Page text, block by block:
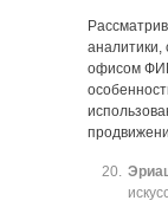
офисом